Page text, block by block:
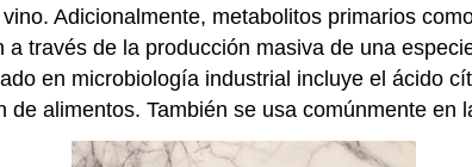
Adicionalmente, metabolitos primarios
través de la producción masiva de una
en microbiología industrial incluye el ácido
alimentos. También se usa comúnmente en